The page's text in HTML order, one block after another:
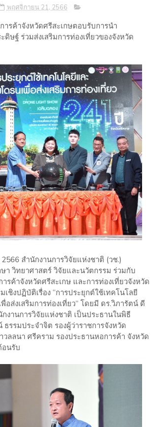
พฤศจิกายน 21, 2566
ารค้าจังหวัดศรีสะเกษตอบรับการนำ
ษฐ์ ร่วมส่งเสริมการท่องเที่ยวของจังหวัด
สำนักงานการวิจัยแห่งชาติ (วช.)
า วิทยาศาสตร์ วิจัยและนวัตกรรม ร่วมกับ
รค้าจังหวัดศรีสะเกษ และการท่องเที่ยวจังหวัด
เชิงปฏิบัติเรื่อง “การประยุกต์ใช้เทคโนโลยี
อส่งเสริมการท่องเที่ยว” โดยมี ดร.วิภารัตน์ ดี
งานการวิจัยแห่งชาติ เป็นประธานในพิธี
รรมประจำจิต รองผู้ว่าราชการจังหวัด
วลลนา ศรีคราม รองประธานหอการค้า จังหวัด
อนรับ